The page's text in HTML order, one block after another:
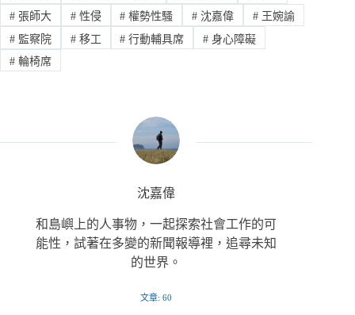
#張師大 #性侵 # 權勢性騷 # 沈嘉偉 # 王婉諭
#監察院 #移工 # 行動輔具席 # 身心障礙
#輪椅席
沈嘉偉
和島嶼上的人事物，一起探索社會工作的可
能性，試著在多變的新聞報導裡，追尋未知
的世界。
文章: 60